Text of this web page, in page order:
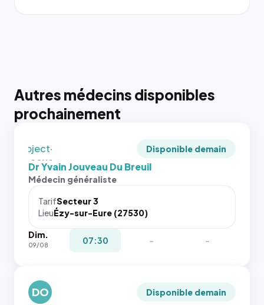
Autres médecins disponibles
prochainement
puisque la
photo est
recadrée
`object-
fit: cover`.
Sans ces
navigateur
pas la
place, et
les trois
dernières
Disponible demain
Dr Yvain Jouveau Du Breuil
Médecin généraliste
TarifSecteur 3
LieuÉzy-sur-Eure (27530)
Dim.
09/08 07:30 - -
DO Disponible demain
{# 40×40
`.profile-
picture`,